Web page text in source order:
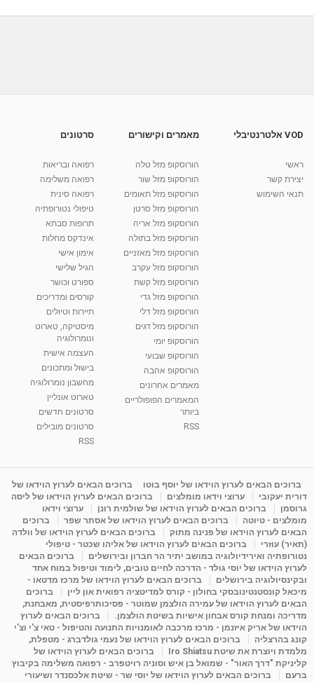
מאת
10:17
קרין גורן - העוגה המתגלצ’ת ללא קמח
38.5k צפיות
01:37
יוסי שר - מתמחה בשיטת אלכסנדר וטאי צ'י
2,738 צפיות
01:46
רנה רז-גילו -טיפול אנרגטי ויעוץ רוחני - נומרולוגית
2,314 צפיות
05:37
סודות בתאריך הלידה, משמעות חודש הלידה -
ינואר זינה ליבשיץ נומרולוגית
ליסה גרוסמן - המרכז לאימון התנהגותי - קשב
09:12
מדיטציה בדמיון מודרך - היכרות עם האני הפנימי
מאת admin 11 שנים 3,649 צפיות
פנינה מתוק - מרכז "נתיב הלב" בהרצליה-
מדיטציה-התחדשות
Shahar-vod
VOD אלטרנטיבלי
ראשי
יצירת קשר
תנאי השימוש
מאמרים וקישורים
הורוסקופ מזל טלה
הורוסקופ מזל שור
הורוסקופ מזל תאומים
הורוסקופ מזל סרטן
הורוסקופ מזל אריה
הורוסקופ מזל בתולה
הורוסקופ מזל מאזניים
הורוסקופ מזל עקרב
הורוסקופ מזל קשת
הורוסקופ מזל גדי
הורוסקופ מזל דלי
הורוסקופ מזל דגים
הורוסקופ יומי
הורוסקופ שבועי
הורוסקופ אהבה
מאמרים אחרונים
המאמרים הפופולריים
ביותר
RSS
סרטונים
רפואה ובריאות
רפואה משלימה
רפואה סינית
טיפולי נטורופתיה
תרופות סבתא
אינדקס מחלות
אימון אישי
הגיל שלישי
ספורט וכושר
קורסים ומדריכים
תיירות וטיולים
מיסטיקה, טארוט
ונומרולוגיה
העצמה אישית
בישול ומתכונים
מחשבון נומרולוגיה
טארוט אונליין
סרטונים חדשים
סרטונים מובילים
RSS
ברוכים הבאים לערוץ הוידאו של יוסף בוטו
ברוכים הבאים לערוץ הוידאו של
דורית יעקובי
ערוצי וידאו מומלצים
ברוכים הבאים לערוץ הוידאו של ליסה
גרוסמן
ברוכים הבאים לערוץ הוידאו של שולמית רונן
ערוצי וידאו
מומלצים - טיוטה
ברוכים הבאים לערוץ הוידאו של אסתר שפר
ברוכים
הבאים לערוץ הוידאו של פנינה מתוק
ברוכים הבאים לערוץ הוידאו של וולדה
(תאיר) עוזרי
ברוכים הבאים לערוץ הוידאו של אליהו שכטר - טיפולי
נטורופתיה ואירידיולוגיה במושב יתיר הר חברון ובירושלים
ברוכים הבאים
לערוץ הוידאו של יוסי גולד - הדרכה לחיים טובים, לימוד וטיפול במוח אחד
ובקינסיולוגיה בירושלים
ברוכים הבאים לערוץ הוידאו של מרכז מדטאו -
מיכאל קונסטנטינובסקי בחולון - קורס למדיטציה רפואית און ליין
ברוכים
הבאים לערוץ הוידאו של עמירה הולצמן שמוטר - פסיכותרפיסטית, מאבחנת,
מדריכה ומנחת קורס אבחון אישיות בשיטת הולצמן.
ברוכים הבאים לערוץ
הוידאו של אריק איזנמן - מרכז מרכבה לאומנויות התנועה והטיפול - טאי צ'י וצ'י
קונג בהרצליה
ברוכים הבאים לערוץ הוידאו של נעמי גולדברג - מטפלת,
מלמדת ויוצרת את שיטת Iro Shiatsu
ברוכים הבאים לערוץ הוידאו של
קליניקת "דרך האור" - שמואל בן איש וסוניה רויטפרב - רפואה משלימה בקיבוץ
ברעם
ברוכים הבאים לערוץ הוידאו של יוסי שר - שיטת אלכסנדר ושיעורי